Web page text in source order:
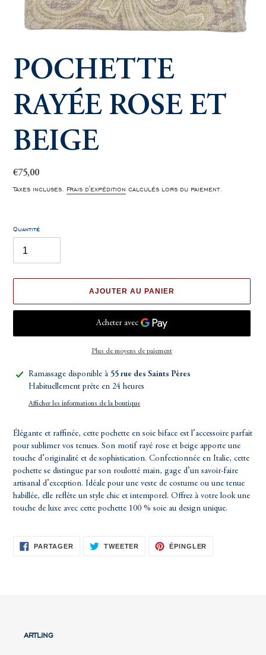
POCHETTE
RAYÉE ROSE ET
BEIGE
Prix
normal
€75,00
Taxes incluses. Frais d'expédition calculés lors du paiement.
Quantité
AJOUTER AU PANIER
Plus de moyens de paiement
Ajout
produit
panier
Ramassage disponible à 55 rue des Saints Pères
Habituellement prête en 24 heures
Afficher les informations de la boutique
Élégante et raffinée, cette pochette en soie biface est l’accessoire parfait
pour sublimer vos tenues. Son motif rayé rose et beige apporte une
touche d’originalité et de sophistication. Confectionnée en Italie, cette
pochette se distingue par son roulotté main, gage d’un savoir-faire
artisanal d’exception. Idéale pour une veste de costume ou une tenue
habillée, elle reflète un style chic et intemporel. Offrez à votre look une
touche de luxe avec cette pochette 100 % soie au design unique.
PARTAGER PARTAGERTWEETER TWEETERÉPINGLER
ARTLING